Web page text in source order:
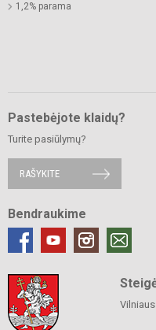
1,2% parama
Pastebėjote klaidų?
Turite pasiūlymų?
RAŠYKITE
Bendraukime